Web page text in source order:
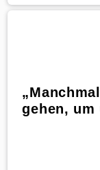
gehen,